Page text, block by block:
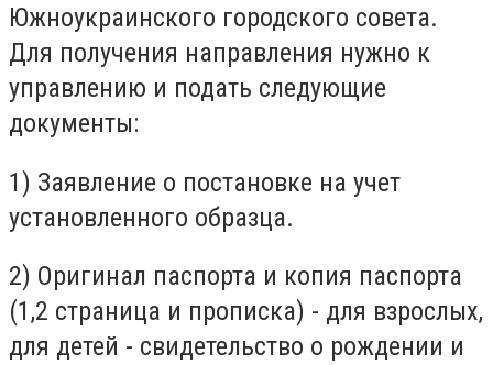
Южноукраинского городского совета.
Для получения направления нужно к
управлению и подать следующие
документы:
1) Заявление о постановке на учет
установленного образца.
2) Оригинал паспорта и копия паспорта
(1,2 страница и прописка) - для взрослых,
для детей - свидетельство о рождении и